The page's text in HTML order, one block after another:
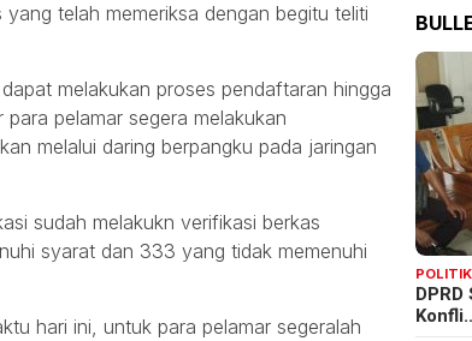
telah memeriksa dengan begitu teliti
melakukan proses pendaftaran hingga
pelamar segera melakukan
melalui daring berpangku pada jaringan
sudah melakukn verifikasi berkas
syarat dan 333 yang tidak memenuhi
hari ini, untuk para pelamar segeralah
POLITIK